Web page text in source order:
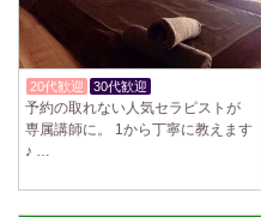
20代歓迎 30代歓迎
予約の取れない人気セラピストが
専属講師に。 1から丁寧に教えます
♪ …